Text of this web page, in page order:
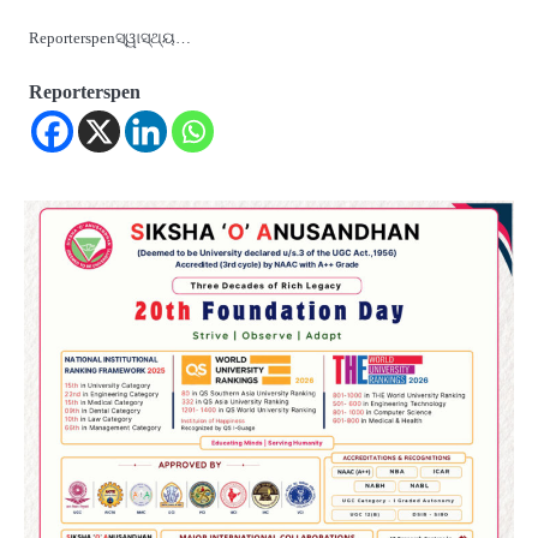
Reporterspenସ୍ୱାସ୍ଥ୍ୟ…
Reporterspen
୨୦୨୭ ବିଶ୍ୱକପ ପାଇଁ ରବି ଶାସ୍ତ୍ରୀଙ୍କ ଟିମ୍,
ଆକାଶ ଚୋପ୍ରା ଦେଲେ ୧୦ରୁ ୮ ମାର୍କ
Reporters Pen
ଆଜି ସୁଦ୍ଧା ଆସିବ ବନ୍ୟା କ୍ଷୟକ୍ଷତି ରିପୋର୍ଟ
; ୨୨ଟି ଜିଲ୍ଲାକୁ ୧୧୦କୋଟି ଟଙ୍କା ମଞ୍ଜୁର
Reporters Pen